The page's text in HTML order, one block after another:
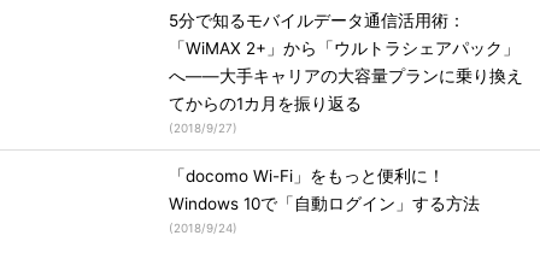
5分で知るモバイルデータ通信活用術：
「WiMAX 2+」から「ウルトラシェアパック」
へ――大手キャリアの大容量プランに乗り換え
てからの1カ月を振り返る
(2018/9/27)
「docomo Wi-Fi」をもっと便利に！
Windows 10で「自動ログイン」する方法
(2018/9/24)